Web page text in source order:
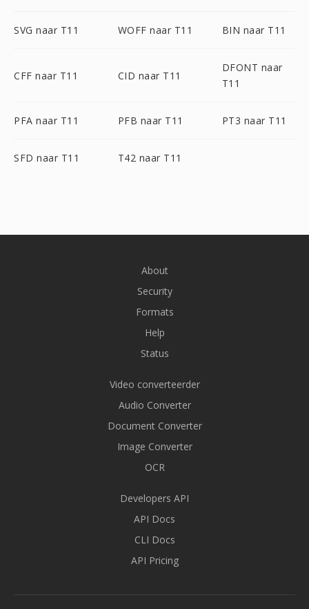
SVG naar T11 WOFF naar T11 BIN naar T11
CFF naar T11 CID naar T11
DFONT naar
T11
PFA naar T11 PFB naar T11 PT3 naar T11
SFD naar T11 T42 naar T11
About
Security
Formats
Help
Status
Video converteerder
Audio Converter
Document Converter
Image Converter
OCR
Developers API
API Docs
CLI Docs
API Pricing